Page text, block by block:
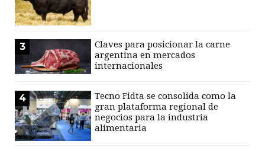
3
Claves para posicionar la carne
argentina en mercados
internacionales
4
Tecno Fidta se consolida como la
gran plataforma regional de
negocios para la industria
alimentaria